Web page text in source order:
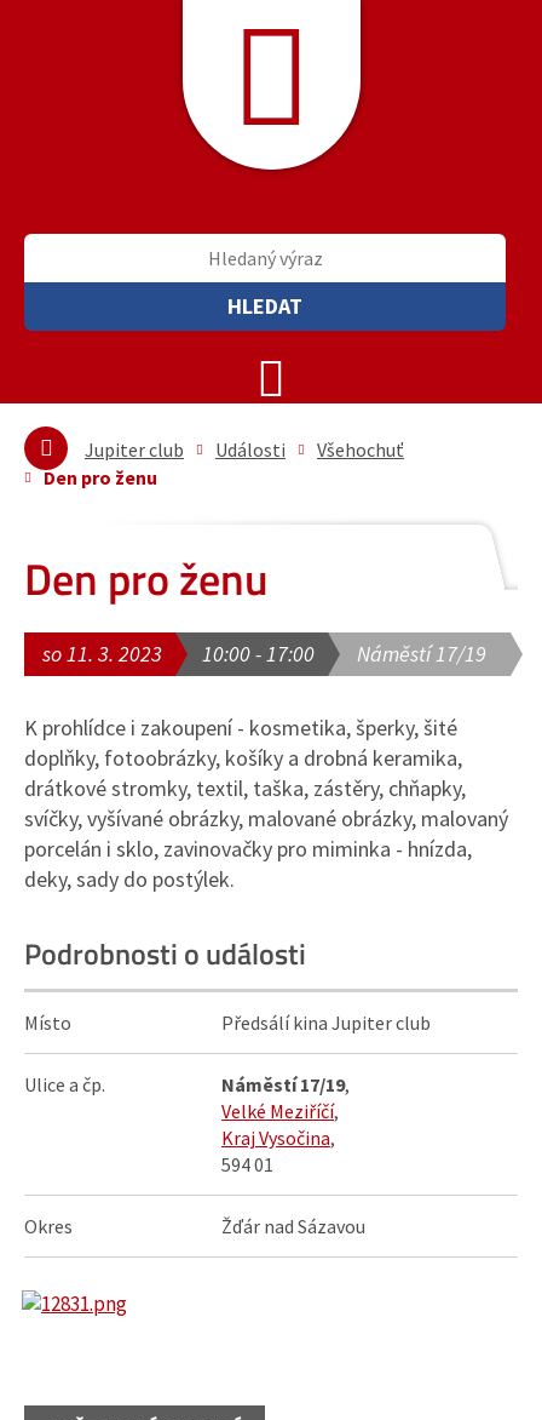
HLEDAT
Jupiter club Události
Všehochuť
Den pro ženu
Den pro ženu
so 11. 3. 2023 10:00 - 17:00 Náměstí 17/19
K prohlídce i zakoupení - kosmetika, šperky, šité
doplňky, fotoobrázky, košíky a drobná keramika,
drátkové stromky, textil, taška, zástěry, chňapky,
svíčky, vyšívané obrázky, malované obrázky, malovaný
porcelán i sklo, zavinovačky pro miminka - hnízda,
deky, sady do postýlek.
Podrobnosti o události
Místo Předsálí kina Jupiter club
Ulice a čp. Náměstí 17/19,
Velké Meziříčí,
Kraj Vysočina,
594 01
Okres Žďár nad Sázavou